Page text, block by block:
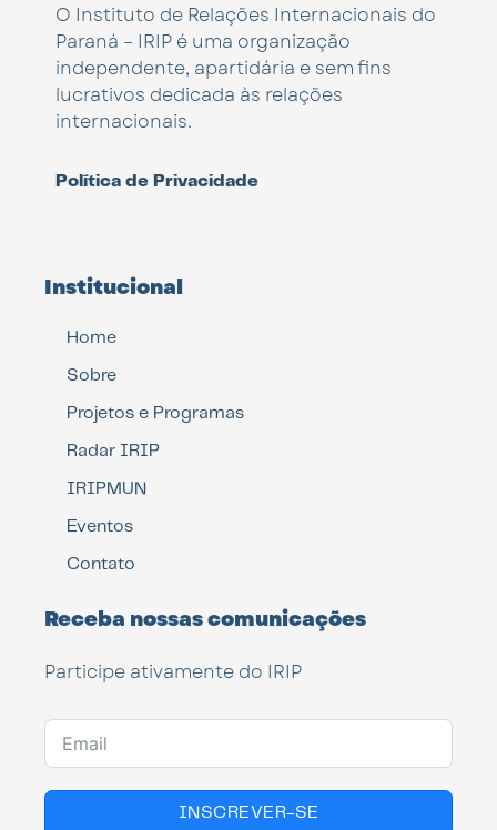
O Instituto de Relações Internacionais do
Paraná – IRIP é uma organização
independente, apartidária e sem fins
lucrativos dedicada às relações
internacionais.
Política de Privacidade
Institucional
Home
Sobre
Projetos e Programas
Radar IRIP
IRIPMUN
Eventos
Contato
Receba nossas comunicações
Participe ativamente do IRIP
INSCREVER-SE